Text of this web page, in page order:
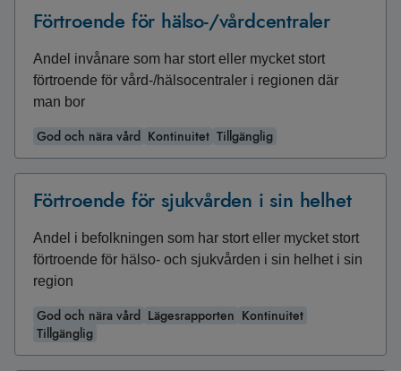
Förtroende för hälso-/vårdcentraler
Andel invånare som har stort eller mycket stort
förtroende för vård-/hälsocentraler i regionen där
man bor
God och nära vård Kontinuitet Tillgänglig
Förtroende för sjukvården i sin helhet
Andel i befolkningen som har stort eller mycket stort
förtroende för hälso- och sjukvården i sin helhet i sin
region
God och nära vård Lägesrapporten Kontinuitet
Tillgänglig